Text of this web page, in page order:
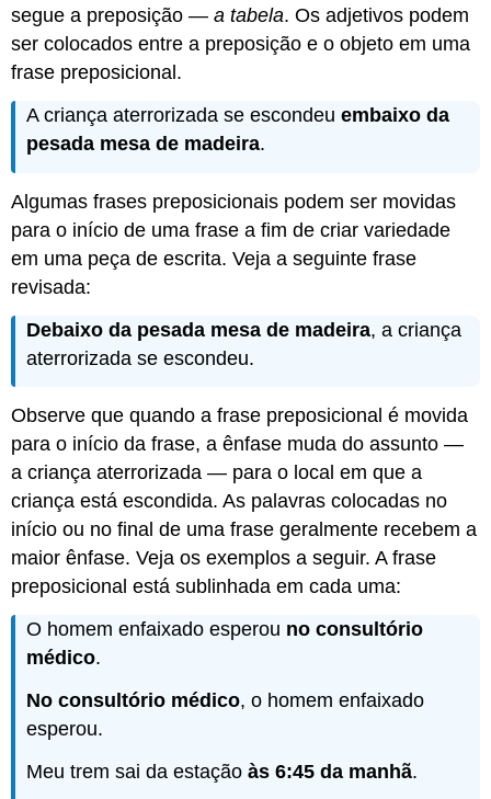
segue a preposição —a tabela. Os adjetivos podem
ser colocados entre a preposição e o objeto em uma
frase preposicional.
A criança aterrorizada se escondeuembaixo da
pesada mesa de madeira.
Algumas frases preposicionais podem ser movidas
para o início de uma frase a fim de criar variedade
em uma peça de escrita. Veja a seguinte frase
revisada:
Debaixo da pesada mesa de madeira, a criança
aterrorizada se escondeu.
Observe que quando a frase preposicional é movida
para o início da frase, a ênfase muda do assunto —
a criança aterrorizada — para o local em que a
criança está escondida. As palavras colocadas no
início ou no final de uma frase geralmente recebem a
maior ênfase. Veja os exemplos a seguir. A frase
preposicional está sublinhada em cada uma:
O homem enfaixado esperou no consultório
médico.
No consultório médico, o homem enfaixado
esperou.
Meu trem sai da estaçãoàs 6:45 da manhã.